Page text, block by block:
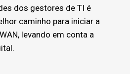
dos gestores de TI é
caminho para iniciar a
levando em conta a